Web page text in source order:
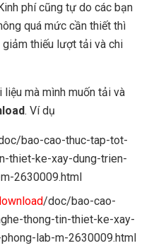
phí cũng tự do các bạn
quá mức cần thiết thì
giảm thiếu lượt tải và chi
mà mình muốn tải và
. Ví dụ
bao-cao-thuc-tap-tot-
thiet-ke-xay-dung-trien-
2630009.html
/doc/bao-cao-
thong-tin-thiet-ke-xay-
lab-m-2630009.html